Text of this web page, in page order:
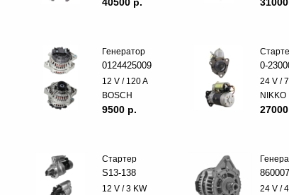
Генератор
0124425009
12 V / 120 A
BOSCH
9500 p.
0-
24 V /
NIKKO
Стартер
S13-138
12 V / 3 KW
24 V /